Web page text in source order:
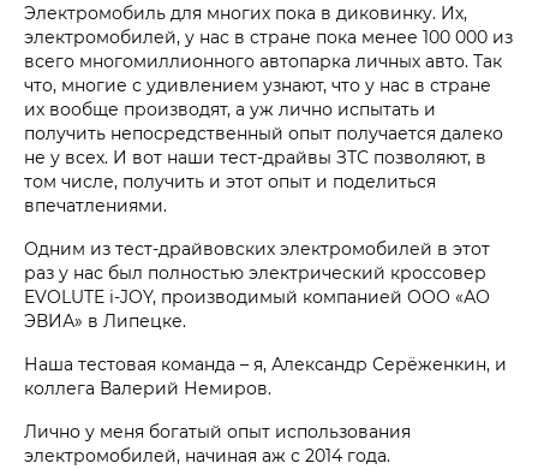
Электромобиль для многих пока в диковинку. Их,
электромобилей, у нас в стране пока менее 100 000 из
всего многомиллионного автопарка личных авто. Так
что, многие с удивлением узнают, что у нас в стране
их вообще производят, а уж лично испытать и
получить непосредственный опыт получается далеко
не у всех. И вот наши тест-драйвы ЗТС позволяют, в
том числе, получить и этот опыт и поделиться
впечатлениями.
Одним из тест-драйвовских электромобилей в этот
раз у нас был полностью электрический кроссовер
EVOLUTE i‑JOY, производимый компанией ООО «АО
ЭВИА» в Липецке.
Наша тестовая команда – я, Александр Серёженкин, и
коллега Валерий Немиров.
Лично у меня богатый опыт использования
электромобилей, начиная аж с 2014 года.